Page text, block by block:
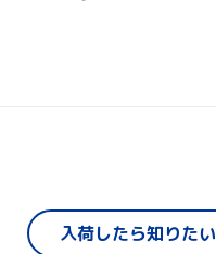
入荷したら知りたい